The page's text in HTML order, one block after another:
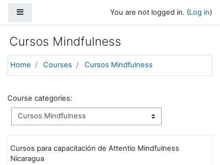
You are not logged in. (Log in)
Cursos Mindfulness
Home Courses Cursos Mindfulness
Course categories:
Cursos para capacitación de Attentio Mindfulness
Nicaragua